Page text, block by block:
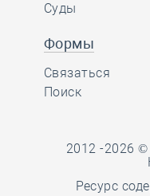
Суды
Формы
Связаться
Поиск
2012 -2026
Ресурс